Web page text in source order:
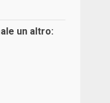
un altro: